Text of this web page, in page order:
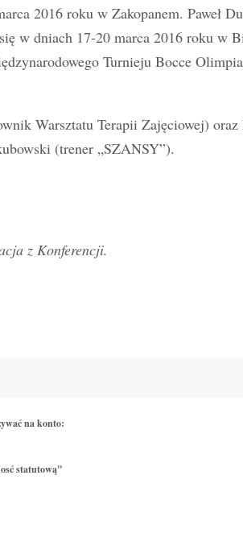
2016 roku w Zakopanem.
w dniach 17-20 marca 2016 roku w
Turnieju Bocce
Warsztatu Terapii Zajęciowej)
(trener „SZANSY”).
z Konferencji.
na konto:
statutową"